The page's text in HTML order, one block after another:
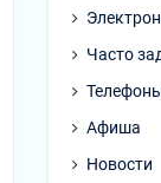
Часто
Афиша
Новости